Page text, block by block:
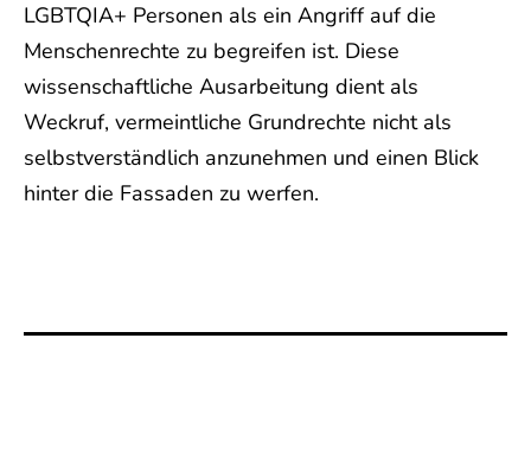
LGBTQIA+ Personen als ein Angriff auf die
Menschenrechte zu begreifen ist. Diese
wissenschaftliche Ausarbeitung dient als
Weckruf, vermeintliche Grundrechte nicht als
selbstverständlich anzunehmen und einen Blick
hinter die Fassaden zu werfen.